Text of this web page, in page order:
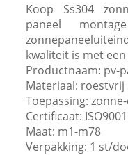
Koop Ss304
paneel
kwaliteit is met
Productnaam: pv-
Materiaal: roestvrij
Toepassing:
Certificaat:
Maat: m1-m78
Verpakking: 1 st/